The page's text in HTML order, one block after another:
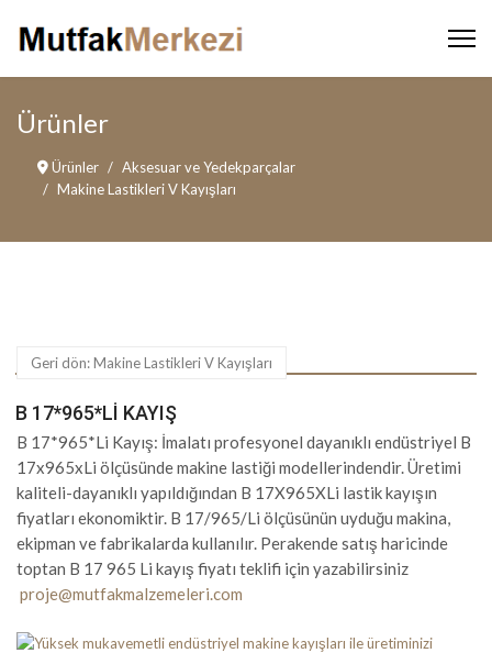
Ürünler
Ürünler
Aksesuar ve Yedekparçalar
Makine Lastikleri V Kayışları
Geri dön: Makine Lastikleri V Kayışları
B 17*965*LI KAYIŞ
B 17*965*Li Kayış: İmalatı profesyonel dayanıklı endüstriyel B
17x965xLi ölçüsünde makine lastiği modellerindendir. Üretimi
kaliteli-dayanıklı yapıldığından B 17X965XLi lastik kayışın
fiyatları ekonomiktir. B 17/965/Li ölçüsünün uyduğu makina,
ekipman ve fabrikalarda kullanılır. Perakende satış haricinde
toptan B 17 965 Li kayış fiyatı teklifi için yazabilirsiniz
proje@mutfakmalzemeleri.com